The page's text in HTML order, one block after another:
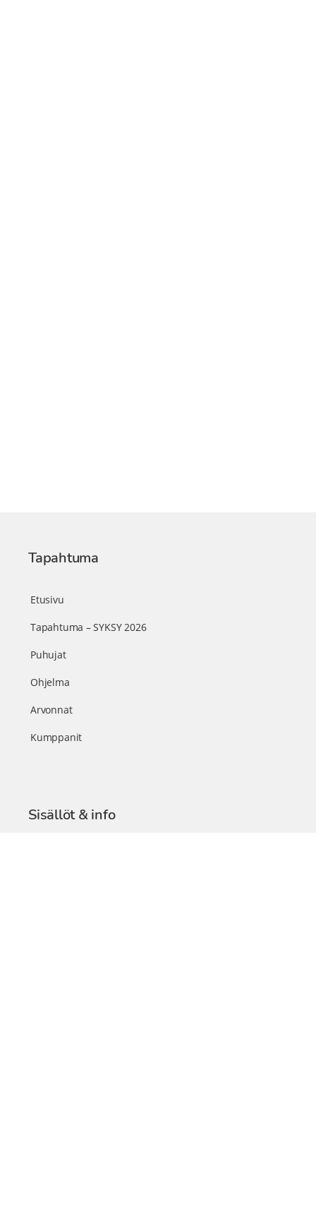
Tapahtuma
Etusivu
Tapahtuma – SYKSY 2026
Puhujat
Ohjelma
Arvonnat
Kumppanit
Sisällöt & info